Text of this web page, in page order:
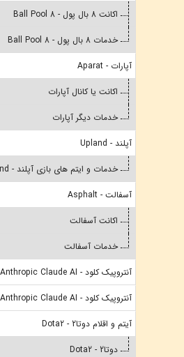
اکانت 8 بال پول - 8 Ball Pool
خدمات 8 بال پول - 8 Ball Pool
آپارات - Aparat
اکانت یا کانال آپارات
خدمات دیگر آپارات
آپلند - Upland
خدمات و ایتم های بازی آپلند - Upland
آسفالت - Asphalt
اکانت آسفالت
خدمات آسفالت
آنتروپیک کلود - Anthropic Claude AI
آنتروپیک کلود - Anthropic Claude AI
آیتم و اقلام دوتا2 - Dota2
دوتا2 - Dota2